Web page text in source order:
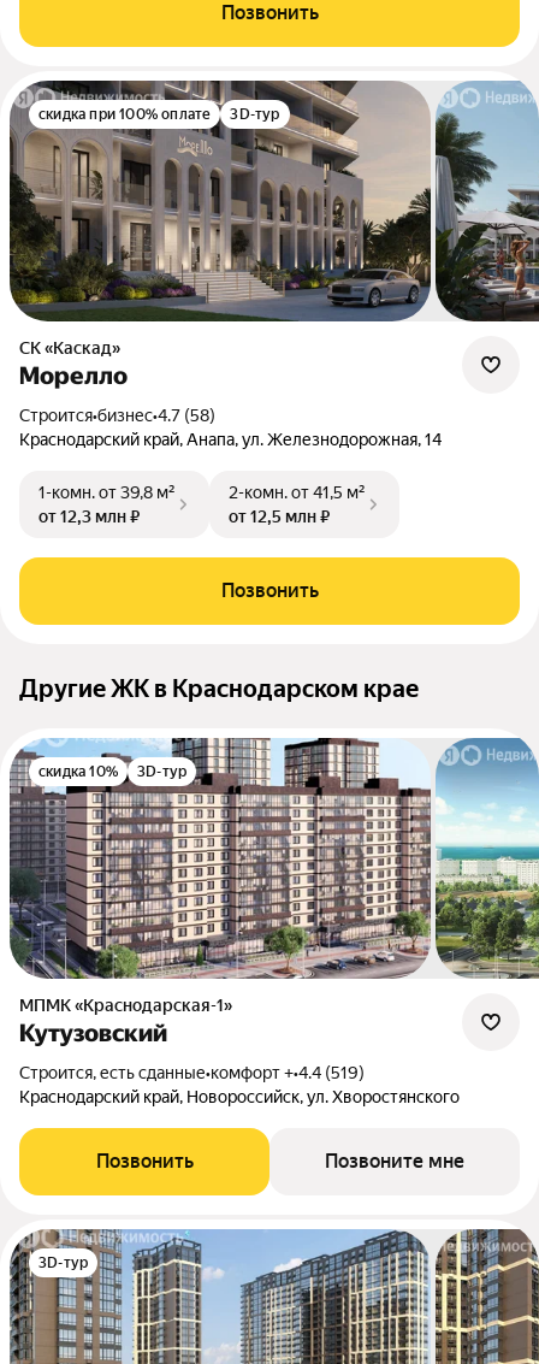
Позвонить
скидка при 100% оплате 3D-тур
СК «Каскад»
Морелло
Строится•бизнес•4.7 (58)
Краснодарский край, Анапа, ул. Железнодорожная, 14
1-комн.от 39,8 м²
от 12,3 млн ₽
2-комн.от 41,5 м²
от 12,5 млн ₽
Позвонить
Другие ЖК в Краснодарском крае
скидка 10% 3D-тур
МПМК «Краснодарская-1»
Кутузовский
Строится, есть сданные•комфорт +•4.4 (519)
Краснодарский край, Новороссийск, ул. Хворостянского
Позвонить Позвоните мне
3D-тур